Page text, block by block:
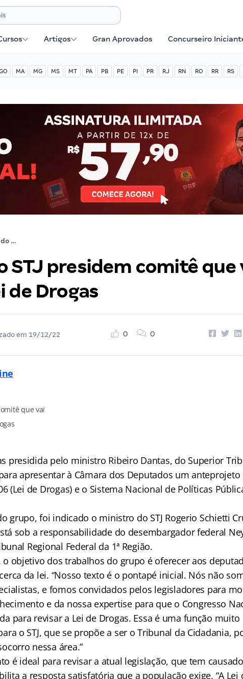
Artigos Gran Aprovados Concurseiro
MA MG MS MT PA PB PE PI PR RJ RN RO RR RS
Ministros do STJ presidem comitê que vai atualizar Lei de Drogas
STJ presidem comitê que
de Drogas
em 19/12/22
0 0
que vai
presidida pelo ministro Ribeiro Dantas, do Superior
apresentar à Câmara dos Deputados um anteprojeto
(Lei de Drogas) e o Sistema Nacional de Políticas
grupo, foi indicado o ministro do STJ Rogerio Schietti
sob a responsabilidade do desembargador federal
Regional Federal da 1ª Região.
o objetivo dos trabalhos do grupo é oferecer aos
da lei. “Nosso texto é o pontapé inicial. Nós não
e fomos convidados pelos legisladores para
e da nossa expertise para que o Congresso
para revisar a Lei de Drogas. Essa é uma função muito
o STJ, que se propõe a ser o Tribunal da Cidadania,
nessa área.”
é ideal para revisar a atual legislação, que tem causado
a resposta satisfatória que a população exige. “A Lei